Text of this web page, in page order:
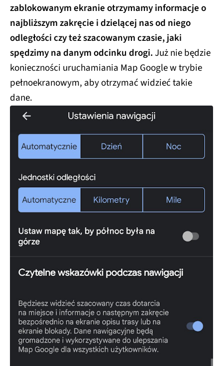
zablokowanym ekranie otrzymamy informacje o
najbliższym zakręcie i dzielącej nas od niego
odległości czy też szacowanym czasie, jaki
spędzimy na danym odcinku drogi.Już nie będzie
konieczności uruchamiania Map Google w trybie
pełnoekranowym, aby otrzymać widzieć takie
dane.